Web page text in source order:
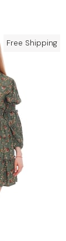
Free Shipping